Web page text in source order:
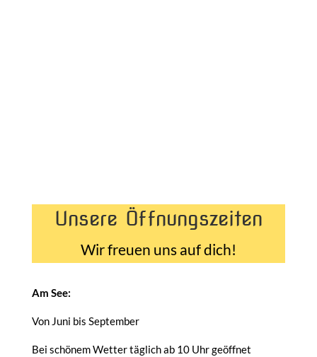
Unsere Öffnungszeiten
Wir freuen uns auf dich!
Am See:
Von Juni bis September
Bei schönem Wetter täglich ab 10 Uhr geöffnet